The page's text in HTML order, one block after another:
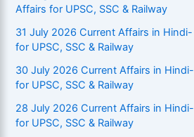
Affairs for UPSC, SSC & Railway
31 July 2026 Current Affairs in
for UPSC, SSC & Railway
30 July 2026 Current Affairs in
for UPSC, SSC & Railway
28 July 2026 Current Affairs in
for UPSC, SSC & Railway